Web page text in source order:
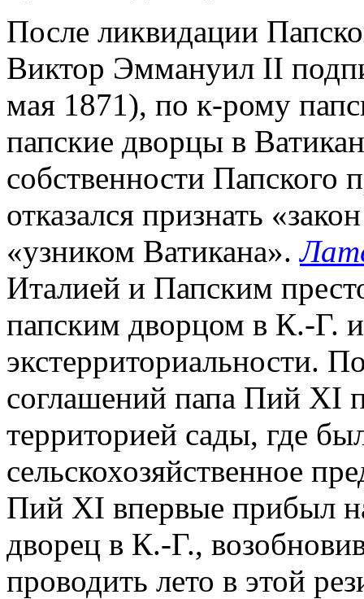
После ликвидации
Виктор Эммануил II
мая 1871), по к-рому
папские дворцы в
собственности Папского
отказался признать
«узником Ватикана».
Италией и Папским
папским дворцом в К.-Г. и
экстерриториальности.
соглашений папа Пий XI
территорией сады, где
сельскохозяйственное
Пий XI впервые прибыл
дворец в К.-Г.,
проводить лето в этой